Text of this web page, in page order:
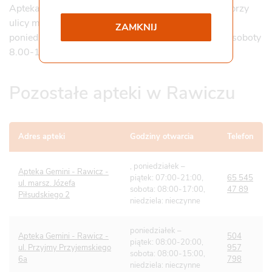
Współpraca i kontakt
Pliki do pobrania
Staż
Gemini Praca
Apteka Gemini stacjonarna w Rawiczu znajduje się przy
ulicy marsz. Józefa Piłsudskiego 2 i jest czynna od
poniedziałku do piątku w godzinach 7.00-21.00, w soboty
8.00-17.00.
Pozostałe apteki w Rawiczu
Adres apteki Godziny otwarcia Telefon
Apteka Gemini - Rawicz -
ul. marsz. Józefa
Piłsudskiego 2
, poniedziałek –
piątek: 07:00-21:00,
sobota: 08:00-17:00,
niedziela: nieczynne
65 545
47 89
Apteka Gemini - Rawicz -
ul. Przyjmy Przyjemskiego
6a
poniedziałek –
piątek: 08:00-20:00,
sobota: 08:00-15:00,
niedziela: nieczynne
504
957
798
ZAMKNIJ